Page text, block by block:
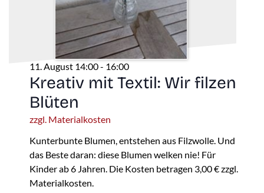
11. August 14:00- 16:00
Kreativ mit Textil: Wir filzen
Blüten
zzgl. Materialkosten
Kunterbunte Blumen, entstehen aus Filzwolle. Und
das Beste daran: diese Blumen welken nie! Für
Kinder ab 6 Jahren. Die Kosten betragen 3,00 € zzgl.
Materialkosten.